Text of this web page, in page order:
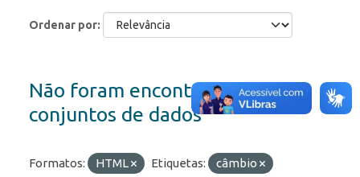
Ordenar por
Não foram encontrados
conjuntos de dados
Formatos: HTML Etiquetas:
câmbio